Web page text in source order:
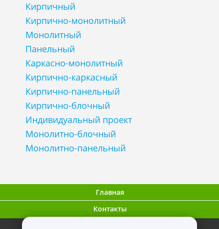
Кирпичный
Кирпично-монолитный
Монолитный
Панельный
Каркасно-монолитный
Кирпично-каркасный
Кирпично-панельный
Кирпично-блочный
Индивидуальный проект
Монолитно-блочный
Монолитно-панельный
Главная
Контакты